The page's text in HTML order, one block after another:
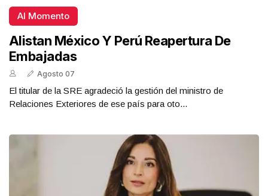
Al Momento
Alistan México Y Perú Reapertura De
Embajadas
Agosto 07
El titular de la SRE agradeció la gestión del ministro de
Relaciones Exteriores de ese país para oto...